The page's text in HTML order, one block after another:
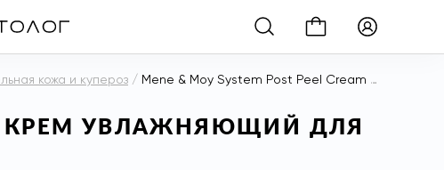
кожа и купероз / Mene & Moy System Post Peel Cream for Dry Skin Крем увлажняющий для сухой кожи, 40 гр
КРЕМ УВЛАЖНЯЮЩИЙ ДЛЯ